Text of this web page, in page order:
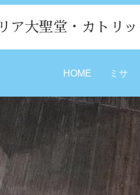
ア大聖堂・カトリ
HOME ミサ